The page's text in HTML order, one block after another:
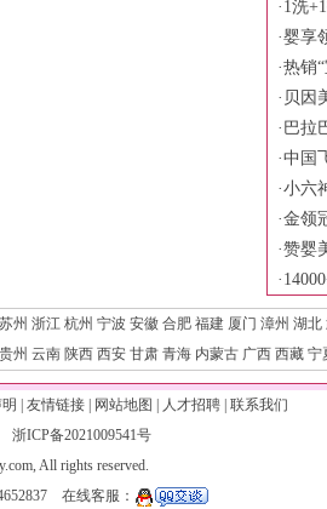
出铅
· 1洗
ME展
·婴享
奶米
·热销
针真
· 贝因
道破局
· 巴拉
产品力
·中国
链鲜
·小六
肌肤
·金领
长一
·赞婴
宝宝
·
如何
苏州 浙江 杭州 宁波 安徽 合肥 福建 厦门 漳州 湖北
贵州 云南 陕西 西安 甘肃 青海 内蒙古 广西 西藏 宁
友情链接 网站地图 人才招聘 联系我们
浙ICP备2021009541号
All rights reserved.
在线客服：